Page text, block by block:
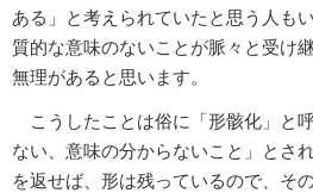
ある」と考えられていたと思う人も
質的な意味のないことが脈々と受け
無理があると思います。
こうしたことは俗に「形骸化」と
ない、意味の分からないこと」とさ
を返せば、形は残っているので、そ